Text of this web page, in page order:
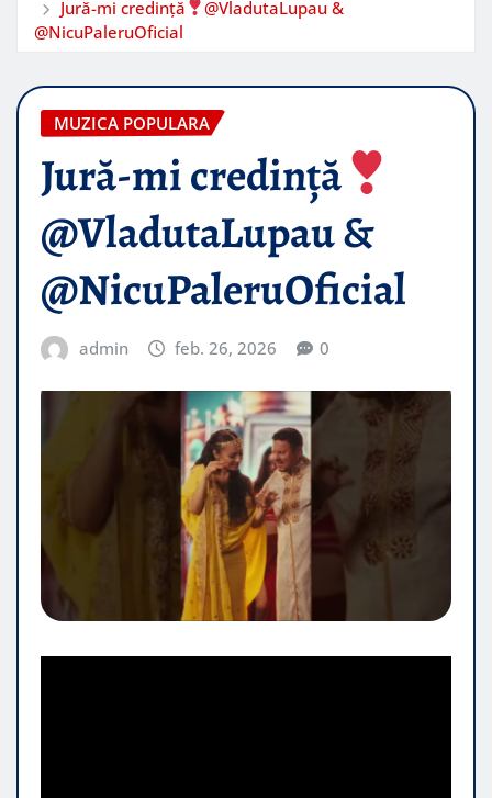
Jură-mi credință
@VladutaLupau &
@NicuPaleruOficial
MUZICA POPULARA
Jură-mi credință
@VladutaLupau &
@NicuPaleruOficial
admin feb. 26, 2026 0